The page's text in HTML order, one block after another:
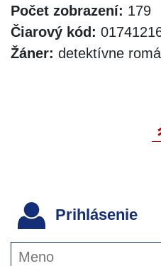
Počet zobrazení: 179
Čiarový kód:
Žáner: detektívne
Prihlásenie